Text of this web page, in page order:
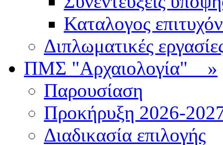
Καταλογος
Διπλωματικές
ΠΜΣ "Αρχαιολογία" »
Παρουσίαση
Προκήρυξη 2026-
Διαδικασία επιλογής